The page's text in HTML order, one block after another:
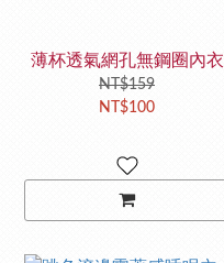
薄杯透氣網孔無鋼圈內衣
NT$159
NT$100